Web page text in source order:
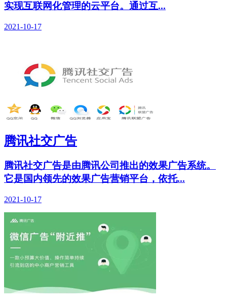
实现互联网化管理的云平台。通过互...
2021-10-17
腾讯社交广告
腾讯社交广告是由腾讯公司推出的效果广告系统。
它是国内领先的效果广告营销平台，依托...
2021-10-17